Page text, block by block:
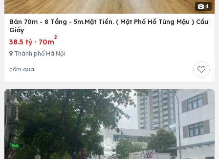
4
Bán 70m - 8 Tầng - 5m.Mặt Tiền. ( Mặt Phố Hồ Tùng Mậu ) Cầu
Giấy
38.5 tỷ · 70m
2
Thành phố Hà Nội
hôm qua